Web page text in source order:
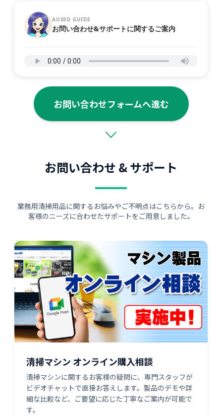
AUDIO GUIDE
お問い合わせ&サポートに関するご案内
お問い合わせフォームへ進む
お問い合わせ & サポート
業務用清掃用品に関するお悩みやご不明点はこちらから。お
客様のニーズに合わせたサポートをご用意しました。
清掃マシン オンライン購入相談
清掃マシンに関するお客様の疑問に、専門スタッフが
ビデオチャットで直接お答えします。製品のデモや詳
細な比較など、ご要望に応じた丁寧なご案内が可能で
す。